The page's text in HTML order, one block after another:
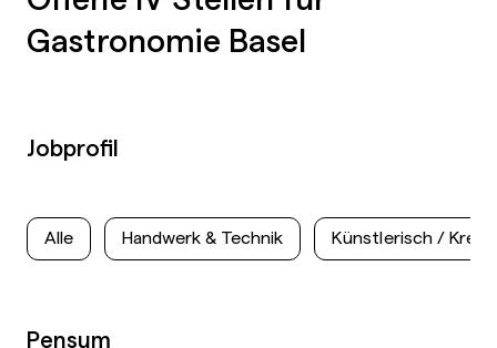
Gastronomie Basel
Jobprofil
Alle Handwerk & Technik Künstlerisch /
Pensum